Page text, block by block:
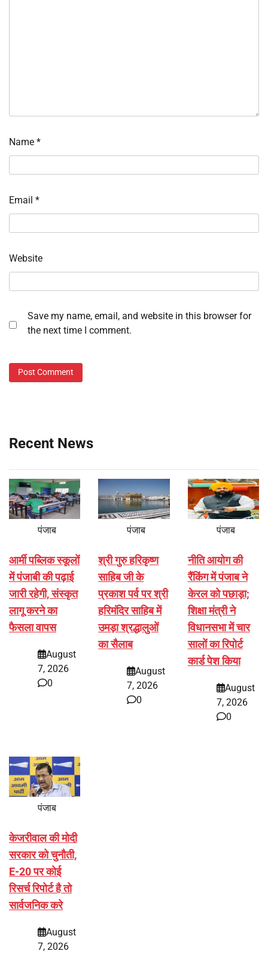
Name *
Email *
Website
Save my name, email, and website in this browser for
the next time I comment.
Recent News
पंजाब
आर्मी पब्लिक स्कूलों
में पंजाबी की पढ़ाई
जारी रहेगी, संस्कृत
लागू करने का
फैसला वापस
August
7, 2026
0
पंजाब
श्री गुरु हरिकृष्ण
साहिब जी के
प्रकाश पर्व पर श्री
हरिमंदिर साहिब में
उमड़ा श्रद्धालुओं
का सैलाब
August
7, 2026
0
पंजाब
नीति आयोग की
रैंकिंग में पंजाब ने
केरल को पछाड़ा;
शिक्षा मंत्री ने
विधानसभा में चार
सालों का रिपोर्ट
कार्ड पेश किया
August
7, 2026
0
पंजाब
केजरीवाल की मोदी
सरकार को चुनौती,
E-20 पर कोई
रिसर्च रिपोर्ट है तो
सार्वजनिक करे
August
7, 2026